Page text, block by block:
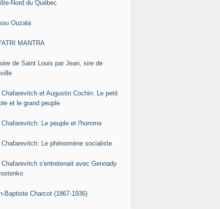
Nord du Québec
Ouzala
MANTRA
de Saint Louis par Jean, sire de
Chafarevitch et Augustin Cochin: Le petit
et le grand peuple
Chafarevitch: Le peuple et l'homme
Chafarevitch: Le phénomène socialiste
Chafarevitch s'entretenait avec Gennady
Baptiste Charcot (1867-1936)